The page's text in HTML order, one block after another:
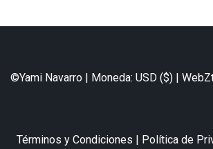
©Yami Navarro | Moneda: USD ($) |
Términos y Condiciones | Política de